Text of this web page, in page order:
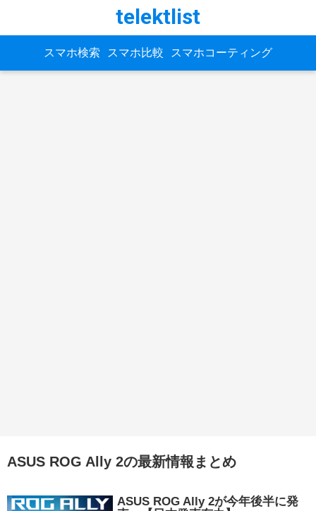
telektlist
スマホ検索 スマホ比較 スマホコーティング
ASUS ROG Ally 2の最新情報まとめ
ASUS ROG Ally 2が今年後半に発